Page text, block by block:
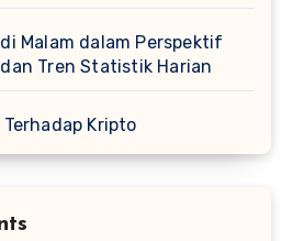
Malam dalam Perspektif
Tren Statistik Harian
Kripto